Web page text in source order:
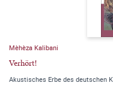
Mèhèza Kalibani
Verhört!
Akustisches Erbe des deutschen